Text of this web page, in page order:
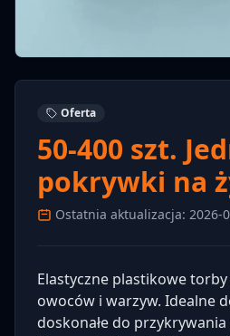
Oferta
50-400 szt.
pokrywki na
Ostatnia aktualizacja: 2026-
Elastyczne plastikowe
owoców i warzyw. Idealne
doskonałe do